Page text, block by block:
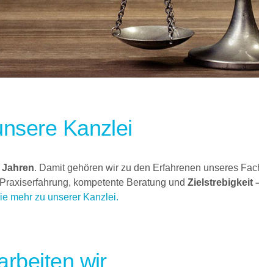
Kanzlei
. Damit gehören wir zu den Erfahrenen unseres
kompetente Beratung und Zielstrebigkeit
mehr zu unserer Kanzlei.
wir